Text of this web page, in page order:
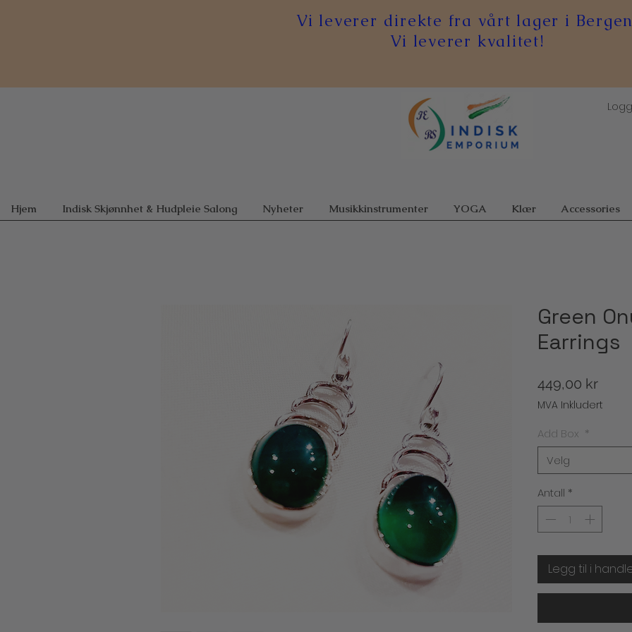
Vi leverer direkte fra vårt lager i
Vi leverer kvalitet!
Hjem Indisk Skjønnhet & Hudpleie Salong Nyheter Musikkinstrumenter YOGA Klær Accessories
Green
Earrings
449,00 krPris
MVA Inkludert
Add Box *
Velg
Antall *
Legg til i